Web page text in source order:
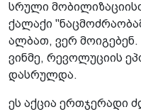
სრული
ქალაქი
ალბათ, ვერ
ვინმე, რევოლუციის
დასრულდა.
ეს აქცია ერთჯერადი